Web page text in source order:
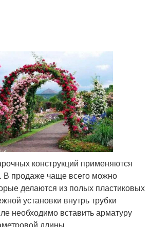
конструкций применяются
В продаже чаще всего можно
делаются из полых пластиковых
установки внутрь трубки
необходимо вставить арматуру